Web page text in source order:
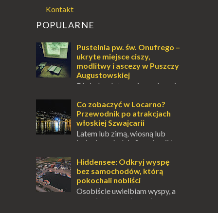
Kontakt
POPULARNE
Pustelnia pw. św. Onufrego –
ukryte miejsce ciszy,
modlitwy i ascezy w Puszczy
Augustowskiej
Dla jednych to może wydawać
przetrwania lub romantycznym życiem. Dla
innych to nieustanne przebywanie z B...
Co zobaczyć w Locarno?
Przewodnik po atrakcjach
włoskiej Szwajcarii
Latem lub zimą, wiosną lub
jesienią, południe Szwajcarii to
odwiedzić. Moja zimowa podróż do
Locarno gwara...
Hiddensee: Odkryj wyspę
bez samochodów, którą
pokochali nobliści
Osobiście uwielbiam wyspy, a
uczucie otoczenia wodą